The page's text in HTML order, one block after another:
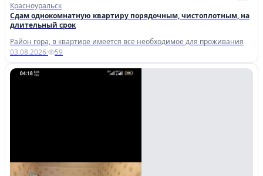
Красноуральск
Сдам однокомнатную квартиру порядочным, чистоплотным, на
длительный срок
Район гора, в квартире имеется все необходимое для проживания
03.08.2026· 59